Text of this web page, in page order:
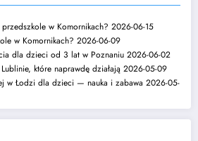
przedszkole w Komornikach? 2026-06-15
w Komornikach? 2026-06-09
dla dzieci od 3 lat w Poznaniu 2026-06-02
które naprawdę działają 2026-05-09
w Łodzi dla dzieci — nauka i zabawa 2026-05-